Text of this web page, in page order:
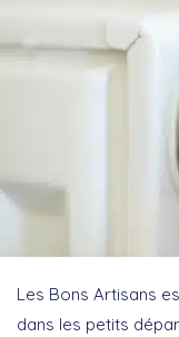
Les Bons Artisans
dans les petits